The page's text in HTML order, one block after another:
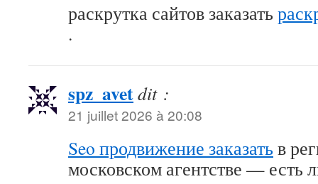
раскрутка сайтов заказать
.
spz_avetdit :
21 juillet 2026 à 20:08
Seo продвижение заказать в
московском агентстве — есть